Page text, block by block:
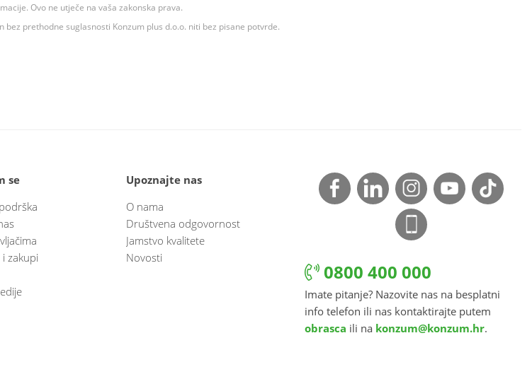
Ovo ne utječe na vaša zakonska prava.
prethodne suglasnosti Konzum plus d.o.o. niti bez pisane potvrde.
se
zakupi
Upoznajte nas
O nama
Društvena odgovornost
Jamstvo kvalitete
Novosti
0800 400 000
Imate pitanje? Nazovite nas na besplatni
info telefon ili nas kontaktirajte putem
obrasca ili na konzum@konzum.hr.